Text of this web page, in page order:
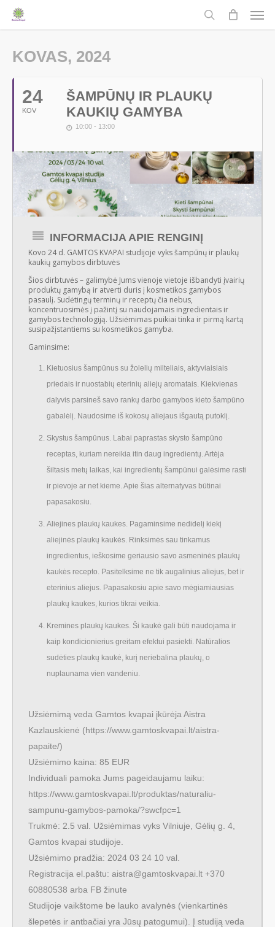
Skip
content
search
KOVAS, 2024
24
KOV
ŠAMPŪNŲ IR PLAUKŲ
KAUKIŲ GAMYBA
10:00 - 13:00
INFORMACIJA APIE RENGINĮ
Kovo 24 d. GAMTOS KVAPAI studijoje vyks šampūnų ir plaukų
kaukių gamybos dirbtuvės
Šios dirbtuvės – galimybė Jums vienoje vietoje išbandyti įvairių
produktų gamybą ir atverti duris į kosmetikos gamybos
pasaulį. Sudėtingų terminų ir receptų čia nebus,
koncentruosimės į pažintį su naudojamais ingredientais ir
gamybos technologiją. Užsiėmimas puikiai tinka ir pirmą kartą
susipažįstantiems su kosmetikos gamyba.
Gaminsime:
Kietuosius šampūnus su žolelių milteliais, aktyviaisiais
priedais ir nuostabių eterinių aliejų aromatais. Kiekvienas
dalyvis parsineš savo rankų darbo gamybos kieto šampūno
gabalėlį. Naudosime iš kokosų aliejaus išgautą putoklį.
Skystus šampūnus. Labai paprastas skysto šampūno
receptas, kuriam nereikia itin daug ingredientų. Artėja
šiltasis metų laikas, kai ingredientų šampūnui galėsime rasti
ir pievoje ar net kieme. Apie šias alternatyvas būtinai
papasakosiu.
Aliejines plaukų kaukes. Pagaminsime nedidelį kiekį
aliejinės plaukų kaukės. Rinksimės sau tinkamus
ingredientus, ieškosime geriausio savo asmeninės plaukų
kaukės recepto. Pasitelksime ne tik augalinius aliejus, bet ir
eterinius aliejus. Papasakosiu apie savo mėgiamiausias
plaukų kaukes, kurios tikrai veikia.
Kremines plaukų kaukes. Ši kaukė gali būti naudojama ir
kaip kondicionierius greitam efektui pasiekti. Natūralios
sudėties plaukų kaukė, kurį neriebalina plaukų, o
nuplaunama vien vandeniu.
Užsiėmimą veda Gamtos kvapai įkūrėja Aistra
Kazlauskienė (https://www.gamtoskvapai.lt/aistra-
papaite/)
Užsiėmimo kaina: 85 EUR
Individuali pamoka Jums pageidaujamu laiku:
https://www.gamtoskvapai.lt/produktas/naturaliu-
sampunu-gamybos-pamoka/?swcfpc=1
Trukmė: 2.5 val. Užsiėmimas vyks Vilniuje, Gėlių g. 4,
Gamtos kvapai studijoje.
Užsiėmimo pradžia: 2024 03 24 10 val.
Registracija el.paštu: aistra@gamtoskvapai.lt +370
60880538 arba FB žinute
Studijoje vaikštome be lauko avalynės (vienkartinės
šlepetės ir antbačiai yra Jūsų patogumui). Į studiją veda